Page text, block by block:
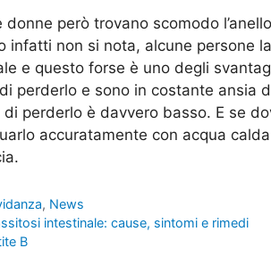
donne però trovano scomodo
infatti non si nota, alcune
e questo forse è uno degli
perderlo e sono in costante ansia
di perderlo è davvero basso. E se
accuratamente con acqua
, News
intestinale: cause, sintomi e rimedi
B